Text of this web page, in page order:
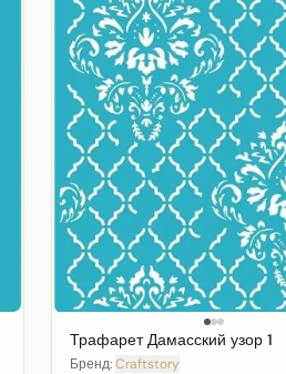
Трафарет Дамасский узор 1
Бренд:Craftstory